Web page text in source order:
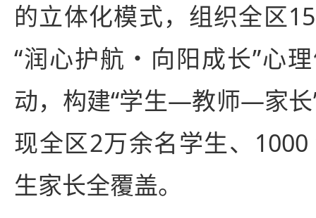
的立体化模式，组织全区
“润心护航・向阳成长”心
动，构建“学生—教师—家长
现全区2万余名学生、
生家长全覆盖。